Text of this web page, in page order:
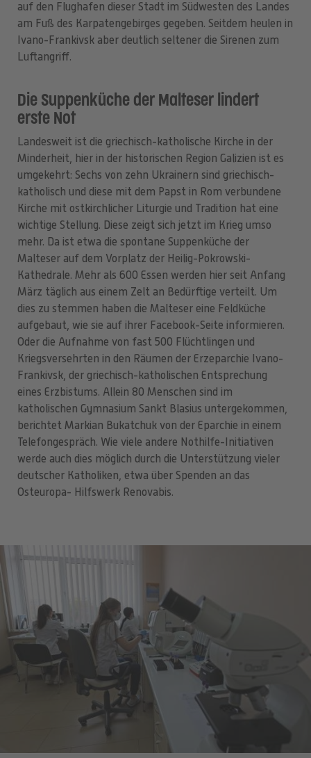
auf den Flughafen dieser Stadt im Südwesten des Landes
am Fuß des Karpatengebirges gegeben. Seitdem heulen in
Ivano-Frankivsk aber deutlich seltener die Sirenen zum
Luftangriff.
Die Suppenküche der Malteser lindert
erste Not
Landesweit ist die griechisch-katholische Kirche in der
Minderheit, hier in der historischen Region Galizien ist es
umgekehrt: Sechs von zehn Ukrainern sind griechisch-
katholisch und diese mit dem Papst in Rom verbundene
Kirche mit ostkirchlicher Liturgie und Tradition hat eine
wichtige Stellung. Diese zeigt sich jetzt im Krieg umso
mehr. Da ist etwa die spontane Suppenküche der
Malteser auf dem Vorplatz der Heilig-Pokrowski-
Kathedrale. Mehr als 600 Essen werden hier seit Anfang
März täglich aus einem Zelt an Bedürftige verteilt. Um
dies zu stemmen haben die Malteser eine Feldküche
aufgebaut, wie sie auf ihrer Facebook-Seite informieren.
Oder die Aufnahme von fast 500 Flüchtlingen und
Kriegsversehrten in den Räumen der Erzeparchie Ivano-
Frankivsk, der griechisch-katholischen Entsprechung
eines Erzbistums. Allein 80 Menschen sind im
katholischen Gymnasium Sankt Blasius untergekommen,
berichtet Markian Bukatchuk von der Eparchie in einem
Telefongespräch. Wie viele andere Nothilfe-Initiativen
werde auch dies möglich durch die Unterstützung vieler
deutscher Katholiken, etwa über Spenden an das
Osteuropa- Hilfswerk Renovabis.